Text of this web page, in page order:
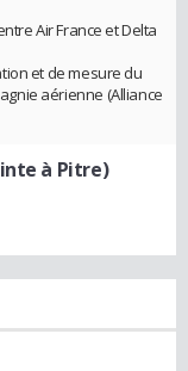
Air France et Delta
et de mesure du
aérienne (Alliance
à Pitre)